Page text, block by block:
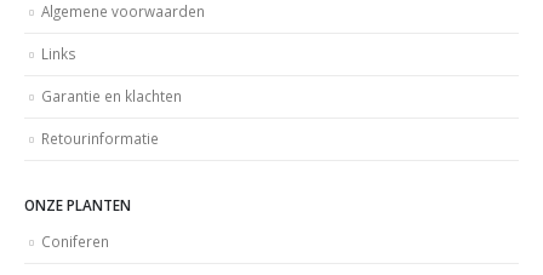
Algemene voorwaarden
Links
Garantie en klachten
Retourinformatie
ONZE PLANTEN
Coniferen